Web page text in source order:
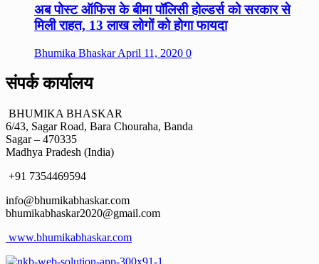
अब पोस्ट ऑफिस के बीमा पॉलिसी होल्डर्स को सरकार से
मिली राहत, 13 लाख लोगों को होगा फायदा
Bhumika BhaskarApril 11, 2020 0
संपर्क कार्यालय
BHUMIKA BHASKAR
6/43, Sagar Road, Bara Chouraha, Banda
Sagar – 470335
Madhya Pradesh (India)
+91 7354469594
info@bhumikabhaskar.com
bhumikabhaskar2020@gmail.com
www.bhumikabhaskar.com